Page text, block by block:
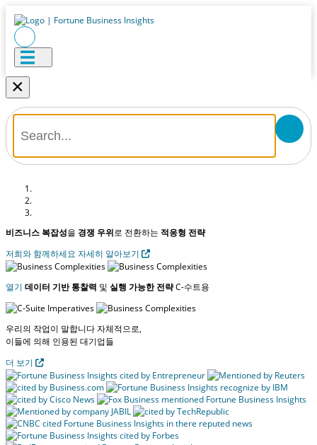
×
비즈니스 복잡성을 경쟁 우위로 전환하는 적응형 전략
저희와 함께하세요 자세히 알아보기
열기 데이터 기반 통찰력 및 실행 가능한 전략C-수트용
우리의 작업이 말합니다자체적으로,
이들에 의해 인용된 대기업들
더 보기